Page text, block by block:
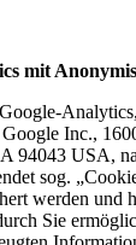
mit
Inc.,
94043 USA,
sog.
werden und
Sie